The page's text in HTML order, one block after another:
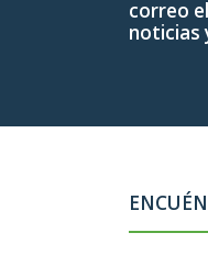
correo
noticias